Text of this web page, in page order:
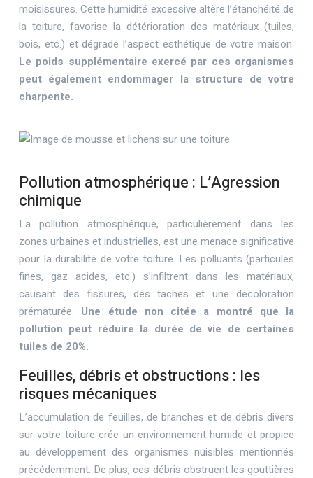
moisissures. Cette humidité excessive altère l’étanchéité de
la toiture, favorise la détérioration des matériaux (tuiles,
bois, etc.) et dégrade l’aspect esthétique de votre maison.
Le poids supplémentaire exercé par ces organismes
peut également endommager la structure de votre
charpente.
Pollution atmosphérique : L’Agression
chimique
La pollution atmosphérique, particulièrement dans les
zones urbaines et industrielles, est une menace significative
pour la durabilité de votre toiture. Les polluants (particules
fines, gaz acides, etc.) s’infiltrent dans les matériaux,
causant des fissures, des taches et une décoloration
prématurée. Une étude non citée a montré que la
pollution peut réduire la durée de vie de certaines
tuiles de 20%.
Feuilles, débris et obstructions : les
risques mécaniques
L’accumulation de feuilles, de branches et de débris divers
sur votre toiture crée un environnement humide et propice
au développement des organismes nuisibles mentionnés
précédemment. De plus, ces débris obstruent les gouttières